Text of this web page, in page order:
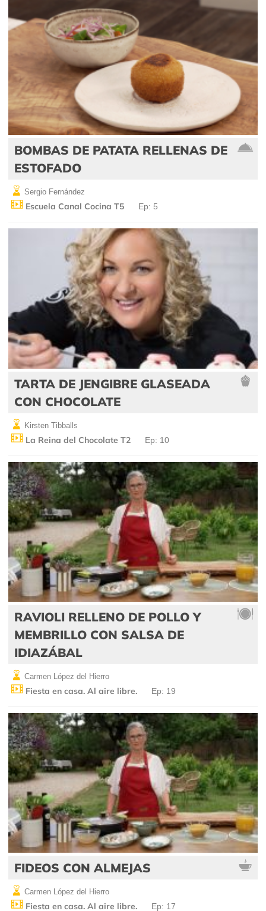
BOMBAS DE PATATA RELLENAS DE
ESTOFADO
Sergio Fernández
Escuela Canal Cocina T5 Ep: 5
TARTA DE JENGIBRE GLASEADA
CON CHOCOLATE
Kirsten Tibballs
La Reina del Chocolate T2 Ep: 10
RAVIOLI RELLENO DE POLLO Y
MEMBRILLO CON SALSA DE
IDIAZÁBAL
Carmen López del Hierro
Fiesta en casa. Al aire libre. Ep: 19
FIDEOS CON ALMEJAS
Carmen López del Hierro
Fiesta en casa. Al aire libre. Ep: 17